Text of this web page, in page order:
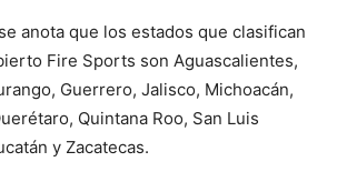
anota que los estados que clasifican
Fire Sports son Aguascalientes,
Guerrero, Jalisco, Michoacán,
Quintana Roo, San Luis
y Zacatecas.